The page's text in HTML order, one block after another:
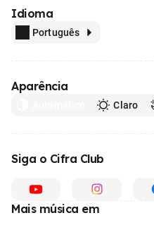
Idioma
Português
Aparência
Claro
Siga o Cifra Club
Mais música em